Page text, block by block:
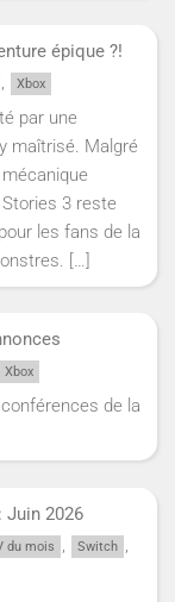
épique ?!
, Xbox
par une
maîtrisé. Malgré
3 reste
les fans de la
[…]
Xbox
de la
Juin 2026
du mois , Switch ,